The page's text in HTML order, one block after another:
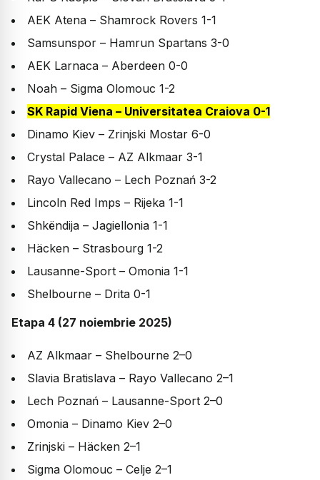
AEK Atena – Shamrock Rovers 1-1
Samsunspor – Hamrun Spartans 3-0
AEK Larnaca – Aberdeen 0-0
Noah – Sigma Olomouc 1-2
SK Rapid Viena – Universitatea Craiova 0-1
Dinamo Kiev – Zrinjski Mostar 6-0
Crystal Palace – AZ Alkmaar 3-1
Rayo Vallecano – Lech Poznań 3-2
Lincoln Red Imps – Rijeka 1-1
Shkëndija – Jagiellonia 1-1
Häcken – Strasbourg 1-2
Lausanne-Sport – Omonia 1-1
Shelbourne – Drita 0-1
Etapa 4 (27 noiembrie 2025)
AZ Alkmaar – Shelbourne 2–0
Slavia Bratislava – Rayo Vallecano 2–1
Lech Poznań – Lausanne-Sport 2–0
Omonia – Dinamo Kiev 2–0
Zrinjski – Häcken 2–1
Sigma Olomouc – Celje 2–1